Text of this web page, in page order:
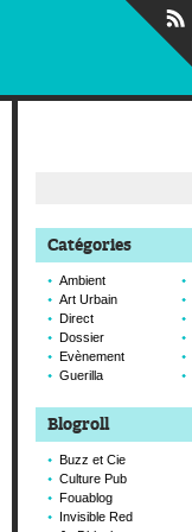
Catégories
Ambient
Art Urbain
Direct
Dossier
Evènement
Guerilla
Blogroll
Buzz et Cie
Culture Pub
Fouablog
Invisible Red